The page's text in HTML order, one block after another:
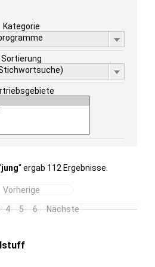
Kategorie
Sortierung
jung" ergab 112 Ergebnisse.
Vorherige
4 5 6 Nächste